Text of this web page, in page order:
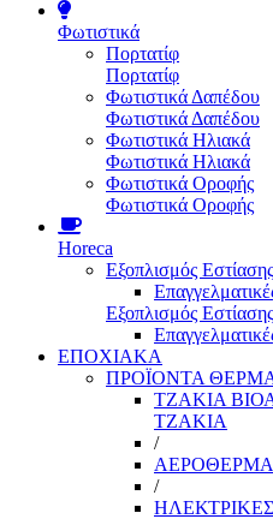
Φωτιστικά
Πορτατίφ
Πορτατίφ
Φωτιστικά Δαπέδου
Φωτιστικά Δαπέδου
Φωτιστικά Ηλιακά
Φωτιστικά Ηλιακά
Φωτιστικά Οροφής
Φωτιστικά Οροφής
Horeca
Εξοπλισμός Εστίασης
Εξοπλισμός Εστίασης
ΕΠΟΧΙΑΚΑ
ΠΡΟΪΟΝΤΑ
ΤΖΑΚΙΑ
ΤΖΑΚΙΑ
/
ΑΕΡΟΘΕΡΜΑ
/